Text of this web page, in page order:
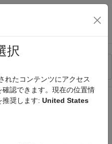
ビゲーション メ
択
れたコンテンツにアクセス
認できます。現在の位置情
推奨します: United States